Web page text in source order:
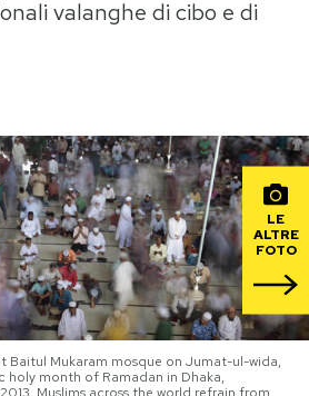
Storie/Idee
Altrecose
Mondiali calcio 2026
valanghe di cibo e di
LE
ALTRE
FOTO
Baitul Mukaram mosque on Jumat-ul-wida,
holy month of Ramadan in Dhaka,